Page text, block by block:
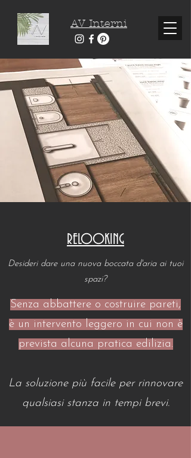
AV Interni
RELOOKING
Desideri dare una nuova boccata d'aria ai tuoi
spazi?
Senza abbattere o costruire pareti,
è un intervento leggero in cui non è
prevista alcuna pratica edilizia.
La soluzione più facile per rinnovare
qualsiasi stanza in tempi brevi.